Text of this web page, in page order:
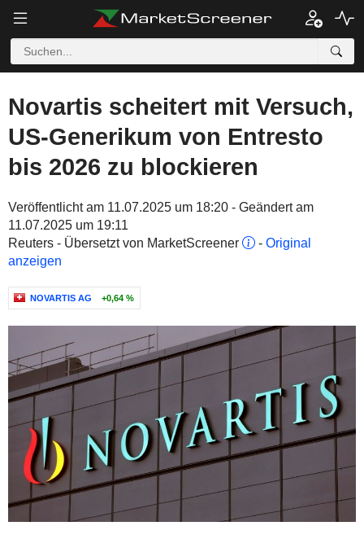
Novartis scheitert mit Versuch,
US-Generikum von Entresto
bis 2026 zu blockieren
Veröffentlicht am 11.07.2025 um 18:20 - Geändert am
11.07.2025 um 19:11
Reuters - Übersetzt von MarketScreener
- Original
anzeigen
NOVARTIS AG +0,64 %